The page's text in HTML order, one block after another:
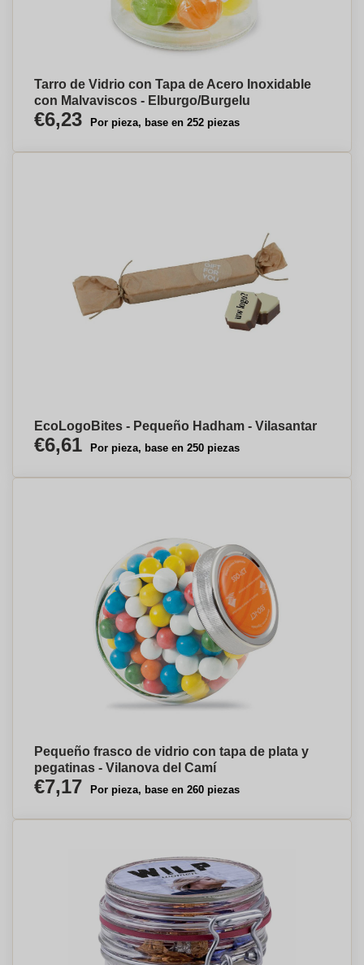
Tarro de Vidrio con Tapa de Acero Inoxidable
con Malvaviscos - Elburgo/Burgelu
€6,23 Por pieza, base en 252 piezas
EcoLogoBites - Pequeño Hadham - Vilasantar
€6,61 Por pieza, base en 250 piezas
Pequeño frasco de vidrio con tapa de plata y
pegatinas - Vilanova del Camí
€7,17 Por pieza, base en 260 piezas